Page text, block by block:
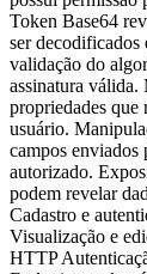
Token Base64
ser decodificados
validação do
assinatura válida.
propriedades que
usuário.
campos enviados
autorizado.
podem revelar
Cadastro e
Visualização e
HTTP